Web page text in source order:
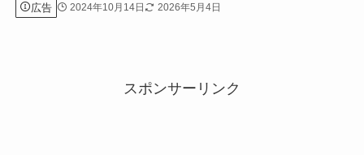
広告 2024年10月14日 2026年5月4日
スポンサーリンク